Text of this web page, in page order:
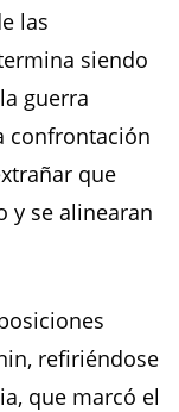
las
siendo
guerra
confrontación
que
y se alinearan
refiriéndose
que marcó el